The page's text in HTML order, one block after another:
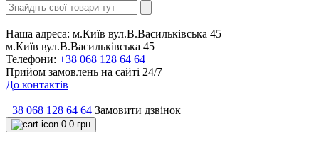
Наша адреса: м.Київ вул.В.Васильківська 45
м.Київ вул.В.Васильківська 45
Телефони: +38 068 128 64 64
Прийом замовлень на сайті 24/7
До контактів
+38 068 128 64 64 Замовити дзвінок
0 0 грн